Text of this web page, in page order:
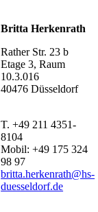
Britta Herkenrath
Rather Str. 23 b
Etage 3, Raum
10.3.016
40476 Düsseldorf
T. +49 211 4351-
8104
Mobil: +49 175 324
98 97
britta.herkenrath@hs-
duesseldorf.de